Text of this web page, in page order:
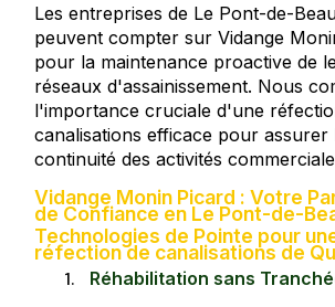
Les entreprises de Le Pont-de-
peuvent compter sur Vidange
pour la maintenance proactive de
réseaux d'assainissement. Nous
l'importance cruciale d'une
canalisations efficace pour assurer
continuité des activités
Vidange Monin Picard : Votre
de Confiance en Le Pont-de-
Technologies de Pointe pour
réfection de canalisations de
Réhabilitation sans